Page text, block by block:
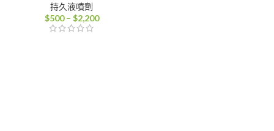
持久液噴劑
$500 – $2,200價